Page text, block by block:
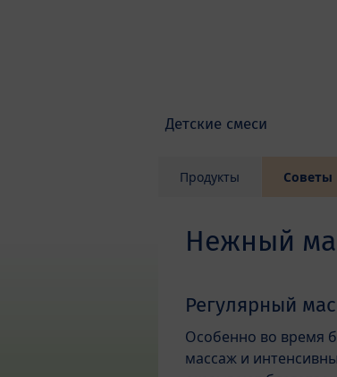
Детские смеси
Продукты Советы
Нежный
Регулярный
Особенно во время
массаж и